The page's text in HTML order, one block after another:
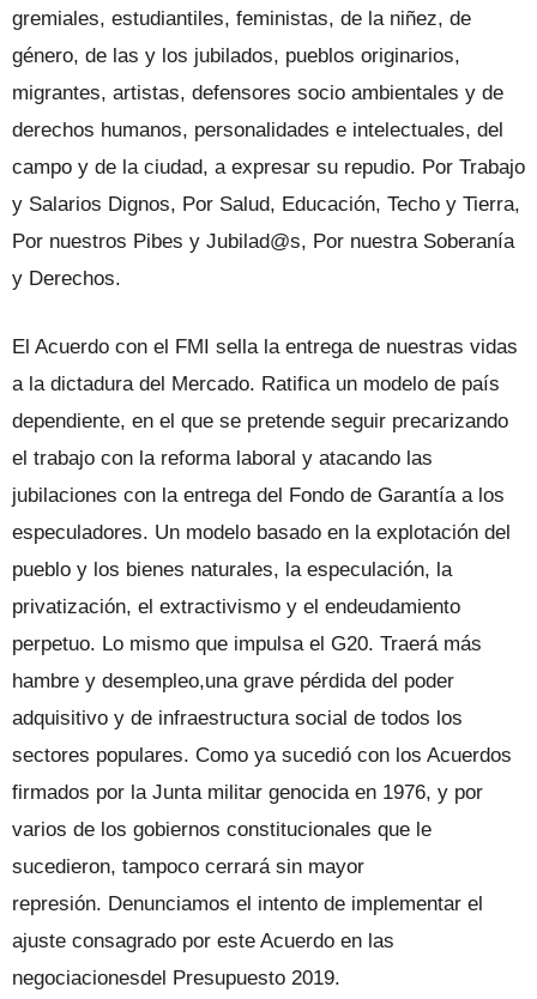
gremiales, estudiantiles, feministas, de la niñez, de
género, de las y los jubilados, pueblos originarios,
migrantes, artistas, defensores socio ambientales y de
derechos humanos, personalidades e intelectuales, del
campo y de la ciudad, a expresar su repudio. Por Trabajo
y Salarios Dignos, Por Salud, Educación, Techo y Tierra,
Por nuestros Pibes y Jubilad@s, Por nuestra Soberanía
y Derechos.
El Acuerdo con el FMI sella la entrega de nuestras vidas
a la dictadura del Mercado. Ratifica un modelo de país
dependiente, en el que se pretende seguir precarizando
el trabajo con la reforma laboral y atacando las
jubilaciones con la entrega del Fondo de Garantía a los
especuladores. Un modelo basado en la explotación del
pueblo y los bienes naturales, la especulación, la
privatización, el extractivismo y el endeudamiento
perpetuo. Lo mismo que impulsa el G20. Traerá más
hambre y desempleo,una grave pérdida del poder
adquisitivo y de infraestructura social de todos los
sectores populares. Como ya sucedió con los Acuerdos
firmados por la Junta militar genocida en 1976, y por
varios de los gobiernos constitucionales que le
sucedieron, tampoco cerrará sin mayor
represión. Denunciamos el intento de implementar el
ajuste consagrado por este Acuerdo en las
negociacionesdel Presupuesto 2019.